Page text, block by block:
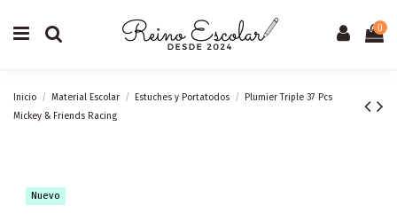
0
Inicio Material Escolar Estuches y Portatodos
Plumier Triple 37 Pcs
Mickey & Friends Racing
Nuevo